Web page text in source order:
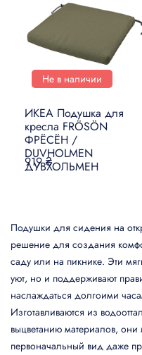
Не в наличии
ИКЕА Подушка для
кресла FRÖSÖN
ФРЁСЁН /
DUVHOLMEN
ДУВХОЛЬМЕН
919 ₴
Подушки для сидения на
решение для создания
саду или на пикнике. Эти
уют, но и поддерживают
наслаждаться долгоими
Изготавливаются из
выцветанию материалов,
первоначальный вид даже